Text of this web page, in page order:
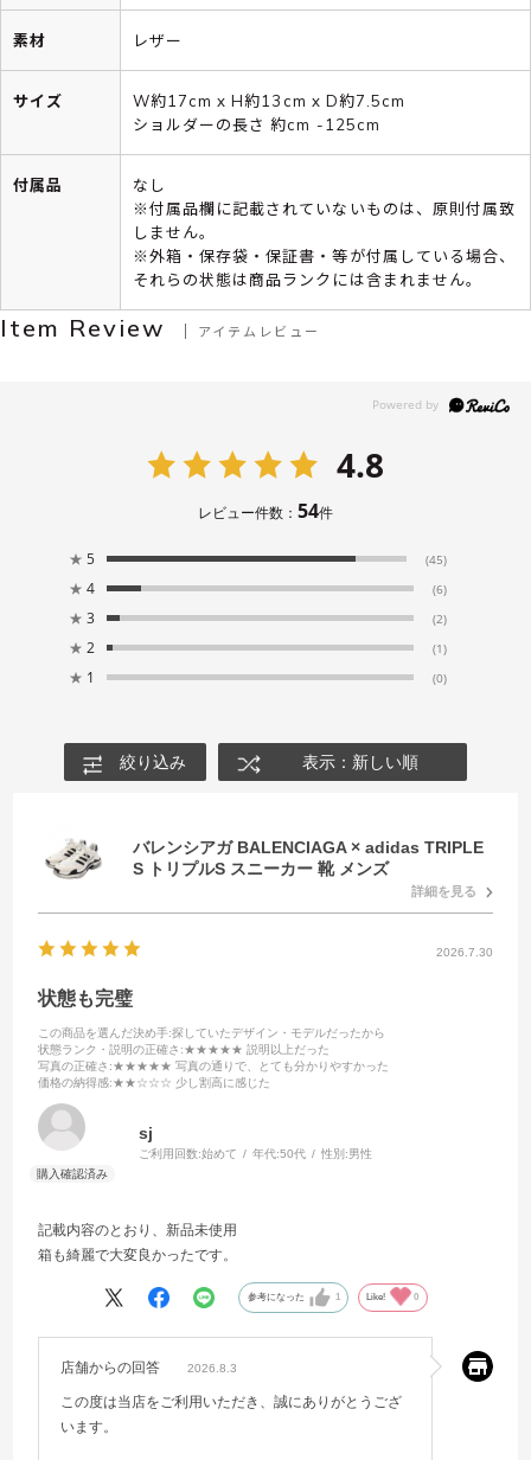
素材 レザー
サイズ
W約17cm x H約13cm x D約7.5cm
ショルダーの長さ 約cm -125cm
付属品
なし
※付属品欄に記載されていないものは、原則付属致
しません。
※外箱・保存袋・保証書・等が付属している場合、
それらの状態は商品ランクには含まれません。
Item Review アイテムレビュー
4.8
レビュー件数： 54件
★ 5 (45)
★ 4 (6)
★ 3 (2)
★ 2 (1)
★ 1 (0)
絞り込み 表示：新しい順
バレンシアガ BALENCIAGA × adidas TRIPLE
S トリプルS スニーカー 靴 メンズ
詳細を見る
2026.7.30
状態も完璧
この商品を選んだ決め手:探していたデザイン・モデルだったから
状態ランク・説明の正確さ :★★★★★ 説明以上だった
写真の正確さ :★★★★★ 写真の通りで、とても分かりやすかった
価格の納得感:★★☆☆☆ 少し割高に感じた
sj
ご利用回数:始めて 年代:50代 性別:男性
記載内容のとおり、新品未使用
箱も綺麗で大変良かったです。
参考になった 1 Like! 0
店舗からの回答 2026.8.3
この度は当店をご利用いただき、誠にありがとうござ
います。